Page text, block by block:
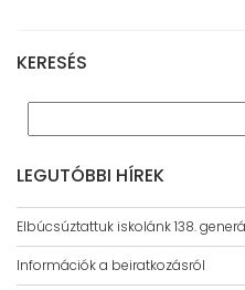
KERESÉS
LEGUTÓBBI HÍREK
Elbúcsúztattuk iskolánk 138.
Információk a beiratkozásról